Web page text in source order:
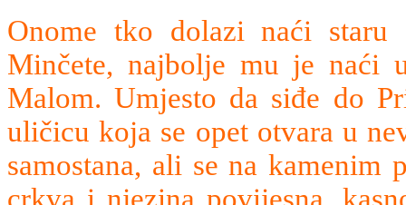
Onome tko dolazi naći
Minčete, najbolje mu je naći
Malom. Umjesto da siđe do
uličicu koja se opet otvara u
samostana, ali se na kamenim